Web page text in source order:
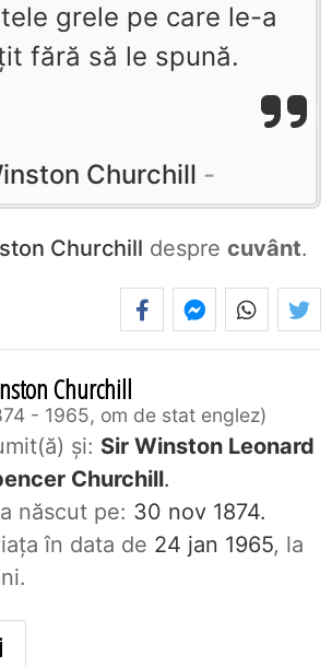
grele pe care le-a
fără să le spună.
Churchill
Churchill despre cuvânt.
Churchill
- 1965, om de stat englez
și: Sir Winston Leonard
Churchill.
născut pe: 30 nov 1874.
în data de 24 jan 1965, la